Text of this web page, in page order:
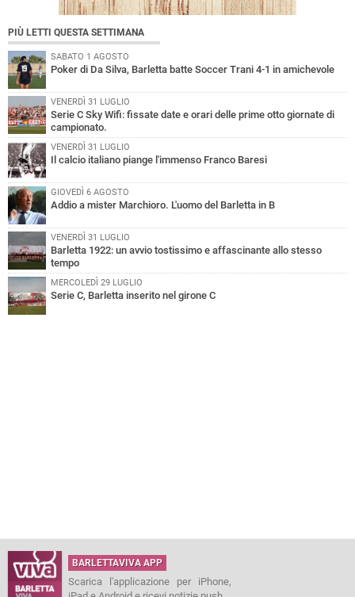
PIÙ LETTI QUESTA SETTIMANA
SABATO 1 AGOSTO
Poker di Da Silva, Barletta batte Soccer Trani 4-1 in amichevole
VENERDÌ 31 LUGLIO
Serie C Sky Wifi: fissate date e orari delle prime otto giornate di
campionato.
VENERDÌ 31 LUGLIO
Il calcio italiano piange l'immenso Franco Baresi
GIOVEDÌ 6 AGOSTO
Addio a mister Marchioro. L'uomo del Barletta in B
VENERDÌ 31 LUGLIO
Barletta 1922: un avvio tostissimo e affascinante allo stesso
tempo
MERCOLEDÌ 29 LUGLIO
Serie C, Barletta inserito nel girone C
BARLETTAVIVA APP
Scarica l'applicazione per iPhone,